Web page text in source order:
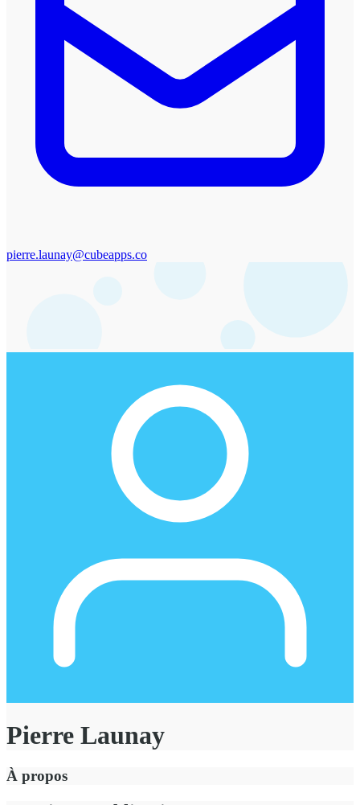
pierre.launay@cubeapps.co
Pierre Launay
À propos